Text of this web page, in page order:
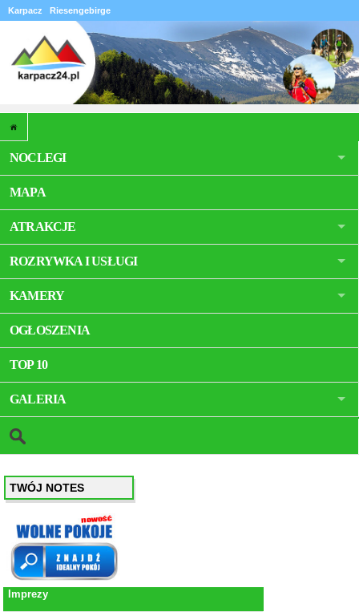
Karpacz Riesengebirge
NOCLEGI
MAPA
ATRAKCJE
ROZRYWKA I USŁUGI
KAMERY
OGŁOSZENIA
TOP 10
GALERIA
TWÓJ NOTES
Imprezy